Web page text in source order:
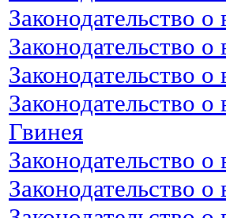
Законодательство
Законодательство
Законодательство
Законодательство
Гвинея
Законодательство
Законодательство